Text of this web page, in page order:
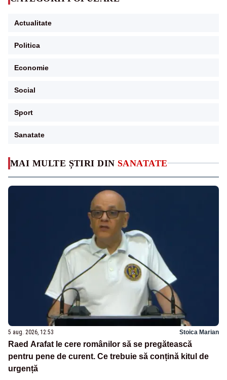
MAI MULTE ȘTIRI DIN SANATATE
5 aug. 2026, 12:53 Stoica Marian
Raed Arafat le cere românilor să se pregătească
pentru pene de curent. Ce trebuie să conțină kitul de
urgență
Actualitate
Politica
Economie
Social
Sport
Sanatate